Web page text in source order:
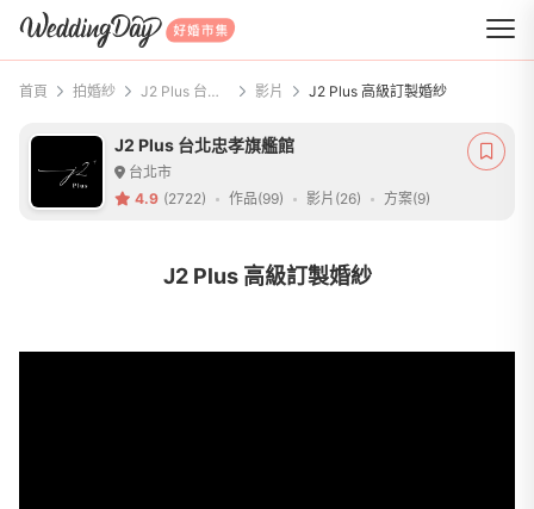
WeddingDay 好婚市集
首頁 拍婚紗 J2 Plus 台北忠孝旗艦館 影片 J2 Plus 高級訂製婚紗
J2 Plus 台北忠孝旗艦館
台北市
4.9 (2722) 作品(99) 影片(26) 方案(9)
J2 Plus 高級訂製婚紗